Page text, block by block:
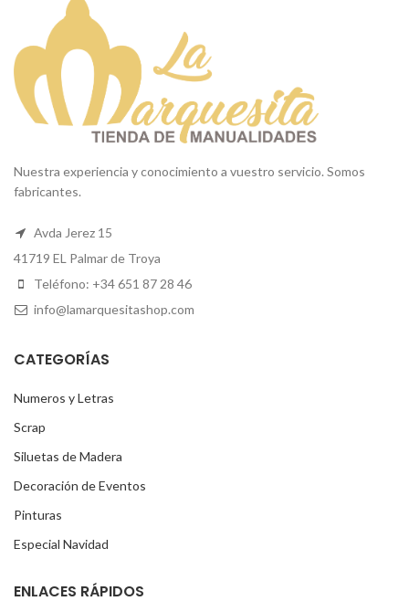
Nuestra experiencia y conocimiento a vuestro servicio. Somos
fabricantes.
Avda Jerez 15
41719 EL Palmar de Troya
Teléfono: +34 651 87 28 46
info@lamarquesitashop.com
CATEGORÍAS
Numeros y Letras
Scrap
Siluetas de Madera
Decoración de Eventos
Pinturas
Especial Navidad
ENLACES RÁPIDOS